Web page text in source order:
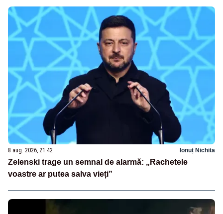
8 aug. 2026, 21:42 Ionuț Nichita
Zelenski trage un semnal de alarmă: „Rachetele
voastre ar putea salva vieți”